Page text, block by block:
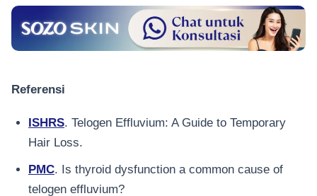
Referensi
ISHRS . Telogen Effluvium: A Guide to Temporary
Hair Loss.
PMC . Is thyroid dysfunction a common cause of
telogen effluvium?